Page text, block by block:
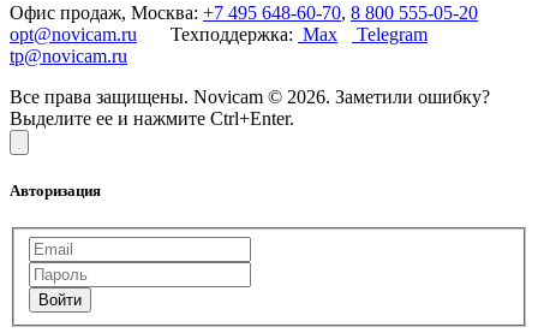
Офис продаж, Москва: +7 495 648-60-70, 8 800 555-05-20
opt@novicam.ru Техподдержка: Max
Telegram
tp@novicam.ru
Все права защищены. Novicam © 2026. Заметили ошибку?
Выделите ее и нажмите Ctrl+Enter.
Авторизация